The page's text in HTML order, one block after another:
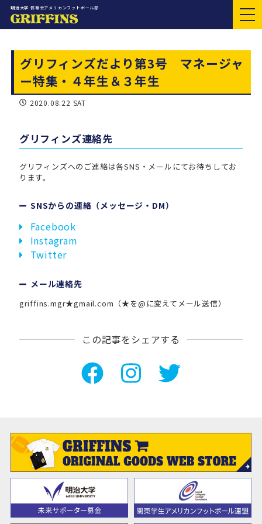
明治大学 体育会アメリカンフットボール部
グリフィンズだより第3号 マネージャ
ー特集・４年生＆３年生
2020.08.22 SAT
グリフィンズ連絡先
グリフィンズへのご連絡は各SNS・メールにてお待ちしてお
ります。
SNSからの連絡（メッセージ・DM）
Facebook
Instagram
Twitter
メール連絡先
griffins.mgr★gmail.com（★を@に変えてメール送信）
この記事をシェアする